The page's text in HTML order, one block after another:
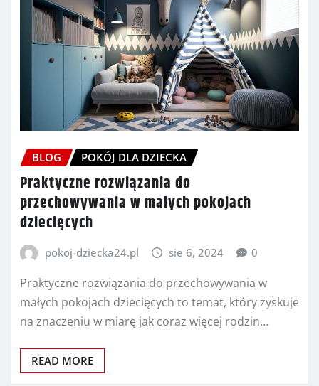
BLOG POKÓJ DLA DZIECKA
Praktyczne rozwiązania do
przechowywania w małych pokojach
dziecięcych
pokoj-dziecka24.pl sie 6, 2024 0
Praktyczne rozwiązania do przechowywania w
małych pokojach dziecięcych to temat, który zyskuje
na znaczeniu w miarę jak coraz więcej rodzin…
READ MORE